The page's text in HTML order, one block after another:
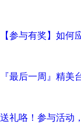
【参与有奖】如何
『最后一周』精美
送礼咯！参与活动